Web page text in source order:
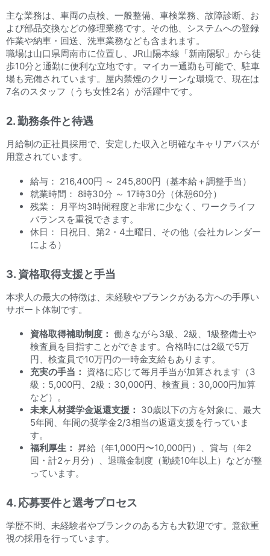
主な業務は、車両の点検、一般整備、車検業務、故障診断、お
よび部品交換などの修理業務です。その他、システムへの登録
作業や納車・回送、洗車業務なども含まれます。
職場は山口県周南市に位置し、JR山陽本線「新南陽駅」から徒
歩10分と通勤に便利な立地です。マイカー通勤も可能で、駐車
場も完備されています。屋内禁煙のクリーンな環境で、現在は
7名のスタッフ（うち女性2名）が活躍中です。
2. 勤務条件と待遇
月給制の正社員採用で、安定した収入と明確なキャリアパスが
用意されています。
給与： 216,400円 ～ 245,800円（基本給＋調整手当）
就業時間： 8時30分 ～ 17時30分（休憩60分）
残業： 月平均3時間程度と非常に少なく、ワークライフ
バランスを重視できます。
休日： 日祝日、第2・4土曜日、その他（会社カレンダー
による）
3. 資格取得支援と手当
本求人の最大の特徴は、未経験やブランクがある方への手厚い
サポート体制です。
資格取得補助制度： 働きながら3級、2級、1級整備士や
検査員を目指すことができます。合格時には2級で5万
円、検査員で10万円の一時金支給もあります。
充実の手当： 資格に応じて毎月手当が加算されます（3
級：5,000円、2級：30,000円、検査員：30,000円加算
など）。
未来人材奨学金返還支援： 30歳以下の方を対象に、最大
5年間、年間の奨学金2/3相当の返還支援を行っていま
す。
福利厚生： 昇給（年1,000円〜10,000円）、賞与（年2
回・計2ヶ月分）、退職金制度（勤続10年以上）などが整
っています。
4. 応募要件と選考プロセス
学歴不問、未経験者やブランクのある方も大歓迎です。意欲重
視の採用を行っています。